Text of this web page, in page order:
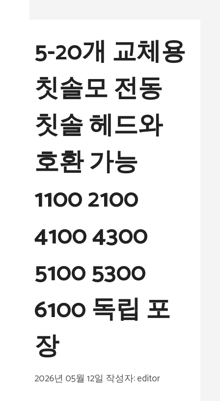
5-20개 교체용
칫솔모 전동
칫솔 헤드와
호환 가능
1100 2100
4100 4300
5100 5300
6100 독립 포
장
2026년 05월 12일 작성자:editor